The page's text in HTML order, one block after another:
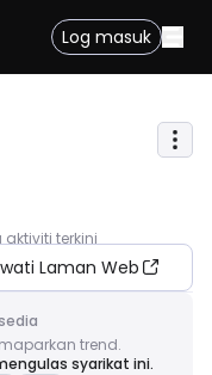
Log masuk
terkini
Laman Web
trend.
syarikat ini.